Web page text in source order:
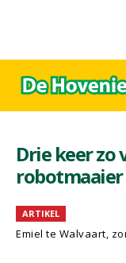
Drie keer zo
ARTIKEL
Emiel te Walvaart,